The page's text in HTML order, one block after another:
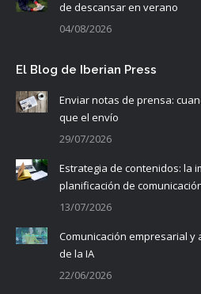
de descansar en verano
04/08/2026
El Blog de Iberian Press
Enviar notas de prensa:
que el envío
29/07/2026
Estrategia de contenidos: la
planificación de
13/07/2026
Comunicación empresarial y
de la IA
22/06/2026